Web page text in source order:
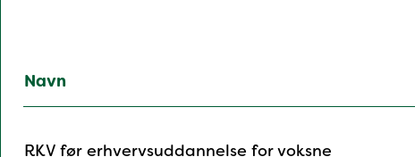
Navn
RKV før erhvervsuddannelse for voksne